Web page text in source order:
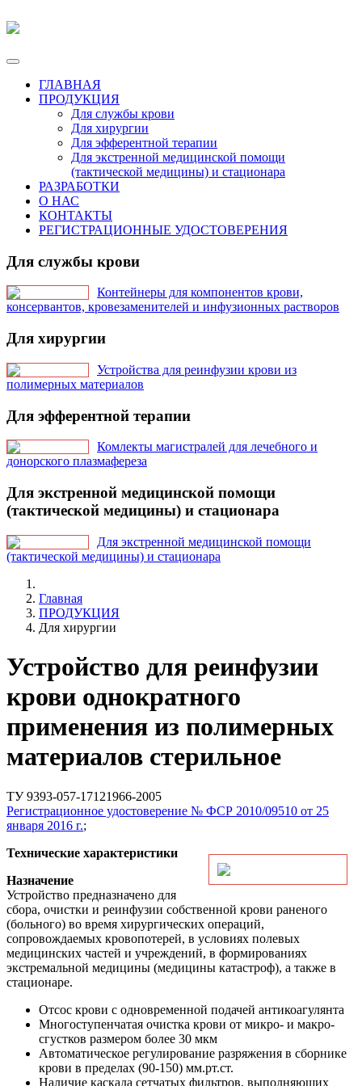
ГЛАВНАЯ
ПРОДУКЦИЯ
Для службы крови
Для хирургии
Для эфферентной терапии
Для экстренной медицинской помощи
(тактической медицины) и стационара
РАЗРАБОТКИ
О НАС
КОНТАКТЫ
РЕГИСТРАЦИОННЫЕ УДОСТОВЕРЕНИЯ
Для службы крови
Контейнеры для компонентов крови,
консервантов, кровезаменителей и инфузионных растворов
Для хирургии
Устройства для реинфузии крови из
полимерных материалов
Для эфферентной терапии
Комлекты магистралей для лечебного и
донорского плазмафереза
Для экстренной медицинской помощи
(тактической медицины) и стационара
Для экстренной медицинской помощи
(тактической медицины) и стационара
Главная
ПРОДУКЦИЯ
Для хирургии
Устройство для реинфузии
крови однократного
применения из полимерных
материалов стерильное
ТУ 9393-057-17121966-2005
Регистрационное удостоверение № ФСР 2010/09510 от 25
января 2016 г.;
Технические характеристики
Назначение
Устройство предназначено для
сбора, очистки и реинфузии собственной крови раненого
(больного) во время хирургических операций,
сопровождаемых кровопотерей, в условиях полевых
медицинских частей и учреждений, в формированиях
экстремальной медицины (медицины катастроф), а также в
стационаре.
Отсос крови с одновременной подачей антикоагулянта
Многоступенчатая очистка крови от микро- и макро-
сгустков размером более 30 мкм
Автоматическое регулирование разряжения в сборнике
крови в пределах (90-150) мм.рт.ст.
Наличие каскада сетчатых фильтров, выполняющих